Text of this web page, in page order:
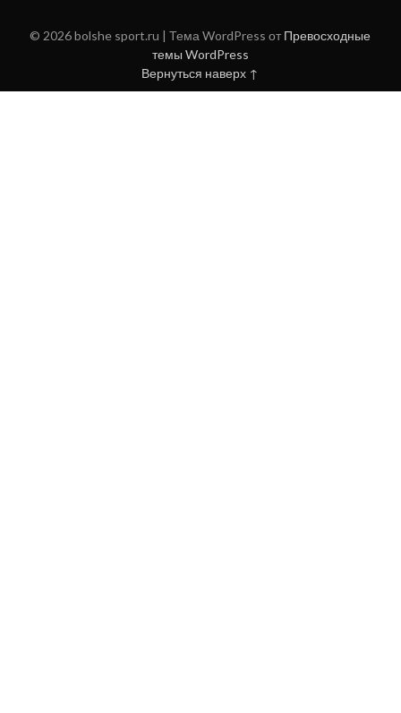
© 2026 bolshe sport.ru | Тема WordPress от Превосходные
темы WordPress
Вернуться наверх ↑